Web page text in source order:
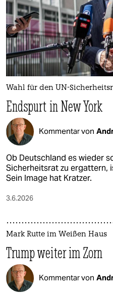
Wahl für den UN-
Endspurt in New York
Kommentar von
Ob Deutschland es wieder
Sicherheitsrat zu ergattern,
Sein Image hat Kratzer.
3.6.2026
Mark Rutte im Weißen Haus
Trump weiter im Zorn
Kommentar von